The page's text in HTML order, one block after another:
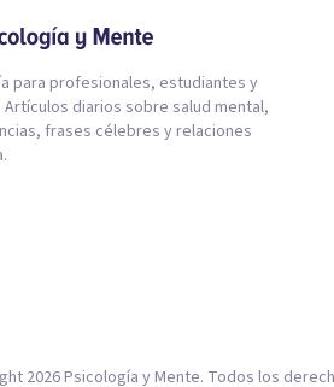
para profesionales, estudiantes y
Artículos diarios sobre salud mental,
frases célebres y relaciones
2026Psicología y Mente. Todos los